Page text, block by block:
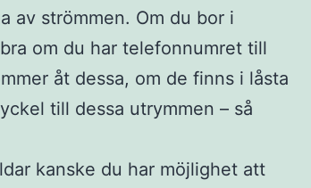
av strömmen. Om du bor i
om du har telefonnumret till
åt dessa, om de finns i låsta
till dessa utrymmen – så
kanske du har möjlighet att